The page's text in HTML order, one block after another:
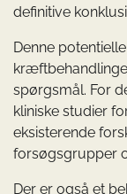
definitive
Denne
spørgsmål. For
kliniske studier
eksisterende
forsøgsgrupper
Der er også et